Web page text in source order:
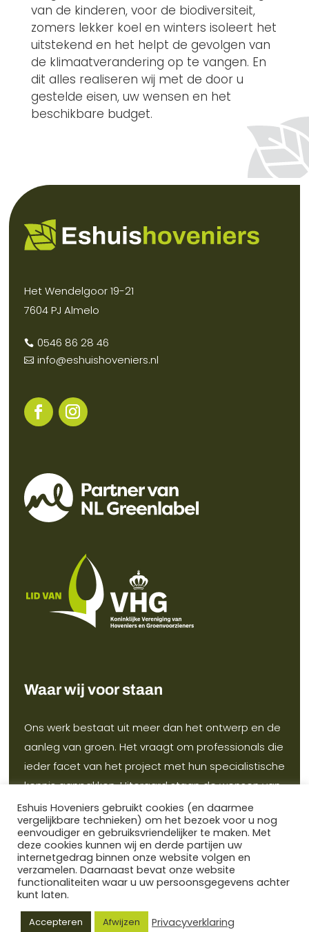
van de kinderen, voor de biodiversiteit,
zomers lekker koel en winters isoleert het
uitstekend en het helpt de gevolgen van
de klimaatverandering op te vangen. En
dit alles realiseren wij met de door u
gestelde eisen, uw wensen en het
beschikbare budget.
Het Wendelgoor 19-21
7604 PJ Almelo
 0546 86 28 46
 info@eshuishoveniers.nl
Waar wij voor staan
Ons werk bestaat uit meer dan het ontwerp en de
aanleg van groen. Het vraagt om professionals die
ieder facet van het project met hun specialistische
kennis aanpakken. Uiteraard staan de wensen van
de opdrachtgever centraal en kijken we samen
hoe we die toekomstbestendig kunnen
verwezenlijken binnen het budget.
© 2024 |Disclaimer & Copyright
voorwaarden|Privacyverklaring
Eshuis Hoveniers gebruikt cookies (en daarmee
vergelijkbare technieken) om het bezoek voor u nog
eenvoudiger en gebruiksvriendelijker te maken. Met
deze cookies kunnen wij en derde partijen uw
internetgedrag binnen onze website volgen en
verzamelen. Daarnaast bevat onze website
functionaliteiten waar u uw persoonsgegevens achter
kunt laten.
Accepteren Afwijzen Privacyverklaring